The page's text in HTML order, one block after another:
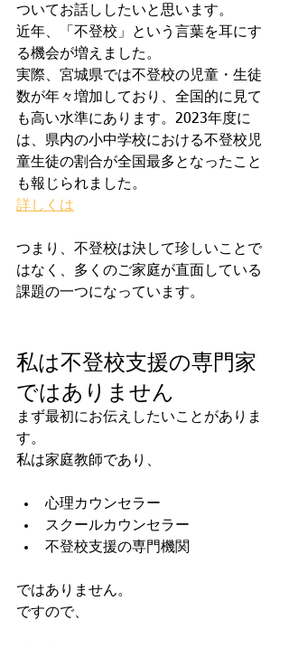
ついてお話ししたいと思います。
近年、「不登校」という言葉を耳にす
る機会が増えました。
実際、宮城県では不登校の児童・生徒
数が年々増加しており、全国的に見て
も高い水準にあります。2023年度に
は、県内の小中学校における不登校児
童生徒の割合が全国最多となったこと
も報じられました。
詳しくは
つまり、不登校は決して珍しいことで
はなく、多くのご家庭が直面している
課題の一つになっています。
私は不登校支援の専門家
ではありません
まず最初にお伝えしたいことがありま
す。
私は家庭教師であり、
心理カウンセラー
スクールカウンセラー
不登校支援の専門機関
ではありません。
ですので、